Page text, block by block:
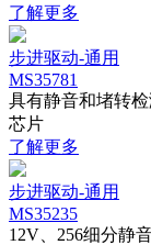
了解更多
步进驱动-通用
MS35781
具有静音和堵转
芯片
了解更多
步进驱动-通用
MS35235
12V、256细分静